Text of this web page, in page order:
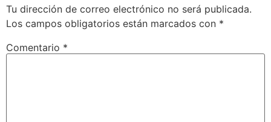
Tu dirección de correo electrónico no será publicada.
Los campos obligatorios están marcados con *
Comentario *